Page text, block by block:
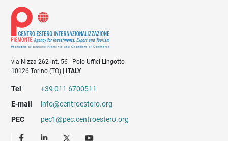
via Nizza 262 int. 56 - Polo Uffici Lingotto
10126 Torino (TO) |
ITALY
Tel
+39 011 6700511
E-mail
info@centroestero.org
PEC
pec1@pec.centroestero.org